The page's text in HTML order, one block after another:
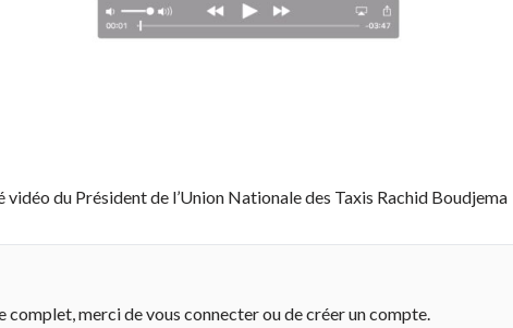
du Président de l’Union Nationale des Taxis Rachid Boudjema
complet, merci de vous connecter ou de créer un compte.